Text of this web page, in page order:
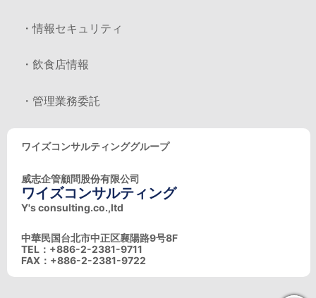
・情報セキュリティ
・飲食店情報
・管理業務委託
ワイズコンサルティンググループ
威志企管顧問股份有限公司
ワイズコンサルティング
Y's consulting.co.,ltd
中華民国台北市中正区襄陽路9号8F
TEL：+886-2-2381-9711
FAX：+886-2-2381-9722